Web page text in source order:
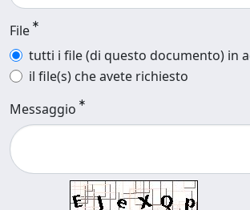
File
tutti i file (di questo documento) in
il file(s) che avete richiesto
Messaggio